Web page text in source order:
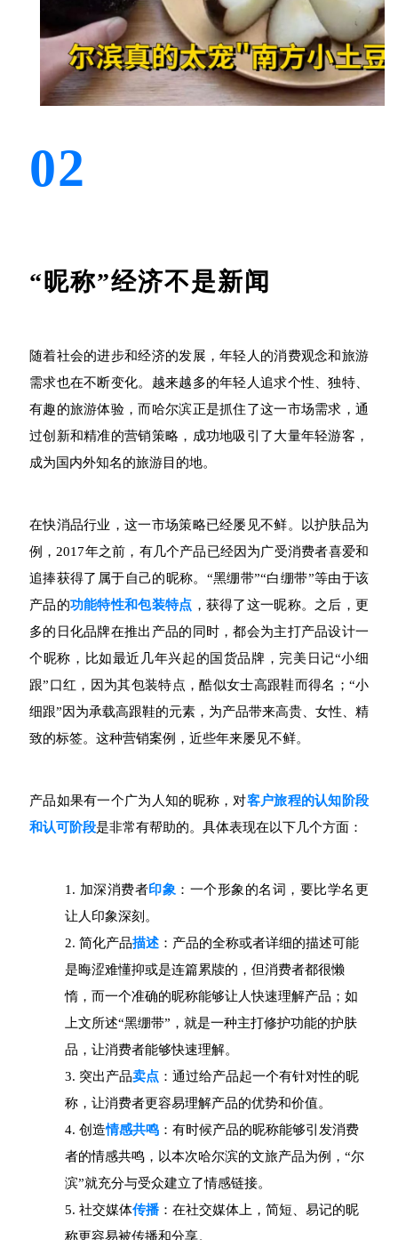
02
“昵称”经济不是新闻
随着社会的进步和经济的发展，年轻人的消费观念和旅游
需求也在不断变化。越来越多的年轻人追求个性、独特、
有趣的旅游体验，而哈尔滨正是抓住了这一市场需求，通
过创新和精准的营销策略，成功地吸引了大量年轻游客，
成为国内外知名的旅游目的地。
在快消品行业，这一市场策略已经屡见不鲜。以护肤品为
例，2017年之前，有几个产品已经因为广受消费者喜爱和
追捧获得了属于自己的昵称。“黑绷带”“白绷带”等由于该
产品的功能特性和包装特点 ，获得了这一昵称。之后，更
多的日化品牌在推出产品的同时，都会为主打产品设计一
个昵称，比如最近几年兴起的国货品牌，完美日记“小细
跟”口红，因为其包装特点，酷似女士高跟鞋而得名；“小
细跟”因为承载高跟鞋的元素，为产品带来高贵、女性、精
致的标签。这种营销案例，近些年来屡见不鲜。
产品如果有一个广为人知的昵称，对客户旅程的认知阶段
和认可阶段是非常有帮助的。具体表现在以下几个方面：
加深消费者印象 ：一个形象的名词，要比学名更
让人印象深刻。
简化产品描述 ：产品的全称或者详细的描述可能
是晦涩难懂抑或是连篇累牍的，但消费者都很懒
惰，而一个准确的昵称能够让人快速理解产品；如
上文所述“黑绷带”，就是一种主打修护功能的护肤
品，让消费者能够快速理解。
突出产品卖点 ：通过给产品起一个有针对性的昵
称，让消费者更容易理解产品的优势和价值。
创造情感共鸣 ：有时候产品的昵称能够引发消费
者的情感共鸣，以本次哈尔滨的文旅产品为例，“尔
滨”就充分与受众建立了情感链接。
社交媒体传播 ：在社交媒体上，简短、易记的昵
称更容易被传播和分享。